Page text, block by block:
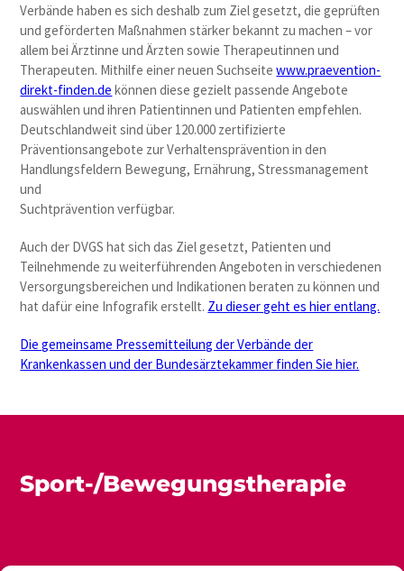
Verbände haben es sich deshalb zum Ziel gesetzt, die geprüften
und geförderten Maßnahmen stärker bekannt zu machen – vor
allem bei Ärztinne und Ärzten sowie Therapeutinnen und
Therapeuten. Mithilfe einer neuen Suchseitewww.praevention-
direkt-finden.de können diese gezielt passende Angebote
auswählen und ihren Patientinnen und Patienten empfehlen.
Deutschlandweit sind über 120.000 zertifizierte
Präventionsangebote zur Verhaltensprävention in den
Handlungsfeldern Bewegung, Ernährung, Stressmanagement
und
Suchtprävention verfügbar.
Auch der DVGS hat sich das Ziel gesetzt, Patienten und
Teilnehmende zu weiterführenden Angeboten in verschiedenen
Versorgungsbereichen und Indikationen beraten zu können und
hat dafür eine Infografik erstellt. Zu dieser geht es hier entlang.
Die gemeinsame Pressemitteilung der Verbände der
Krankenkassen und der Bundesärztekammer finden Sie hier.
Sport-/Bewegungstherapie